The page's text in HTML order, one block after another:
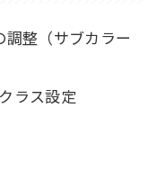
整（サブカラー
ラス設定